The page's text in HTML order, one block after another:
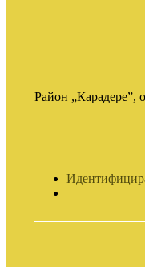
Район „Карадере”,